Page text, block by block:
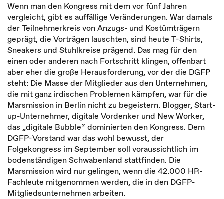
Wenn man den Kongress mit dem vor fünf Jahren
vergleicht, gibt es auffällige Veränderungen. War damals
der Teilnehmerkreis von Anzugs- und Kostümträgern
geprägt, die Vorträgen lauschten, sind heute T-Shirts,
Sneakers und Stuhlkreise prägend. Das mag für den
einen oder anderen nach Fortschritt klingen, offenbart
aber eher die große Herausforderung, vor der die DGFP
steht: Die Masse der Mitglieder aus den Unternehmen,
die mit ganz irdischen Problemen kämpfen, war für die
Marsmission in Berlin nicht zu begeistern. Blogger, Start-
up-Unternehmer, digitale Vordenker und New Worker,
das „digitale Bubble“ dominierten den Kongress. Dem
DGFP-Vorstand war das wohl bewusst, der
Folgekongress im September soll voraussichtlich im
bodenständigen Schwabenland stattfinden. Die
Marsmission wird nur gelingen, wenn die 42.000 HR-
Fachleute mitgenommen werden, die in den DGFP-
Mitgliedsunternehmen arbeiten.